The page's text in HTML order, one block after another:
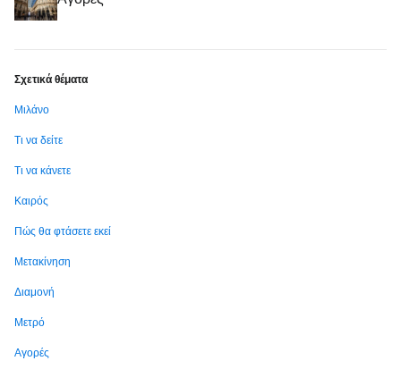
Σχετικά θέματα
Μιλάνο
Τι να δείτε
Τι να κάνετε
Καιρός
Πώς θα φτάσετε εκεί
Μετακίνηση
Διαμονή
Μετρό
Αγορές